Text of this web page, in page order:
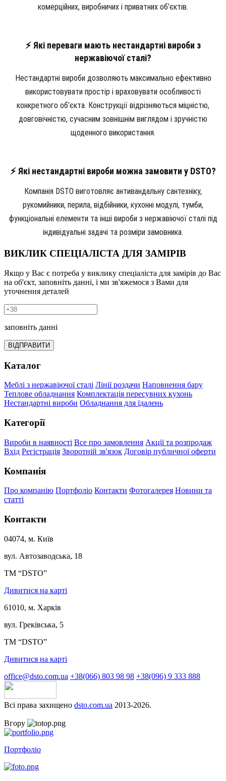
комерційних, виробничих і приватних об’єктів.
⚡ Які переваги мають нестандартні вироби з
нержавіючої сталі?
Нестандартні вироби дозволяють максимально ефективно
використовувати простір і враховувати особливості
конкретного об’єкта. Конструкції відрізняються міцністю,
довговічністю, сучасним зовнішнім виглядом і зручністю
щоденного використання.
⚡ Які нестандартні вироби можна замовити у DSTO?
Компанія DSTO виготовляє антивандальну сантехніку,
рукомийники, перила, відбійники, кухонні модулі, тумби,
функціональні елементи та інші вироби з нержавіючої сталі під
індивідуальні задачі та розміри замовника.
ВИКЛИК СПЕЦІАЛІСТА ДЛЯ ЗАМІРІВ
Якщо у Вас є потреба у виклику спеціаліста для замірів до Вас
на об'єкт, заповніть данні, і ми зв'яжемося з Вами для
уточнення деталей
заповніть данні
ВІДПРАВИТИ
Каталог
Меблі з нержавіючої сталі Лінії роздачи Наповнення бару
Теплове обладнання Комплектація пересувних кухонь
Нестандартні вироби Обладнання для їдалень
Категорії
Вироби в наявності Все про замовлення Акції та розпродаж
Вхід Регістрація Зворотній зв'язок Договір публичної оферти
Компанія
Про компанію Портфоліо Контакти Фотогалерея Новини та
статті
Контакти
04074, м. Київ
вул. Автозаводська, 18
ТМ “DSTO”
Дивитися на карті
61010, м. Харків
вул. Греківська, 5
ТМ “DSTO”
Дивитися на карті
office@dsto.com.ua +38(066) 803 98 98 +38(096) 9 333 888
Всі права захищено dsto.com.ua 2013-2026.
Вгору
Портфоліо